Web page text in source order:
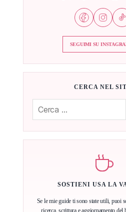
SEGUIMI SU
CERCA NEL
SOSTIENI USA LA
Se le mie guide ti sono state utili, puoi
ricerca, scrittura e aggiornamento del